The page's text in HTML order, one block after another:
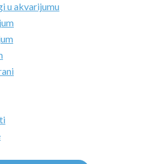
u akvarijumu